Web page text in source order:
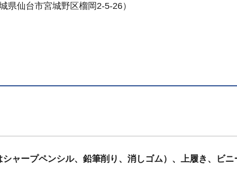
県仙台市宮城野区榴岡2-5-26）
ャープペンシル、鉛筆削り、消しゴム）、上履き、ビニ